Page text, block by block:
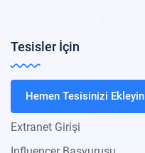
Tesisler İçin
Hemen Tesisinizi Ekleyin
Extranet Girişi